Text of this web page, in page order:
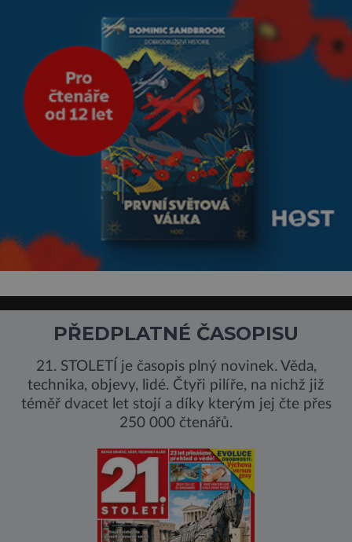
PŘEDPLATNÉ ČASOPISU
21. STOLETÍ je časopis plný novinek. Věda,
technika, objevy, lidé. Čtyři pilíře, na nichž již
téměř dvacet let stojí a díky kterým jej čte přes
250 000 čtenářů.